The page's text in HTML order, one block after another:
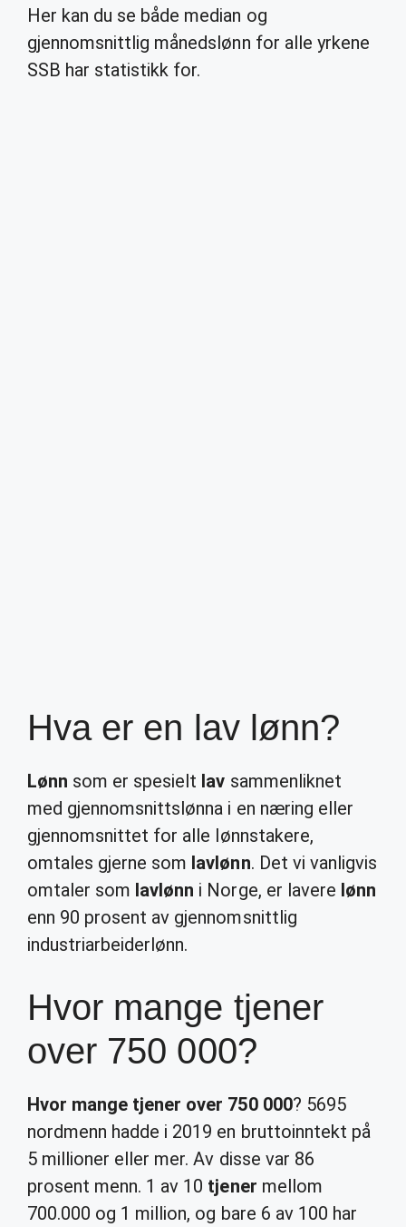
Her kan du se både median og
gjennomsnittlig månedslønn for alle yrkene
SSB har statistikk for.
Hva er en lav lønn?
Lønn som er spesielt lav sammenliknet
med gjennomsnittslønna i en næring eller
gjennomsnittet for alle lønnstakere,
omtales gjerne som lavlønn. Det vi vanligvis
omtaler som lavlønn i Norge, er lavere lønn
enn 90 prosent av gjennomsnittlig
industriarbeiderlønn.
Hvor mange tjener
over 750 000?
Hvor mange tjener over 750 000? 5695
nordmenn hadde i 2019 en bruttoinntekt på
5 millioner eller mer. Av disse var 86
prosent menn. 1 av 10 tjener mellom
700.000 og 1 million, og bare 6 av 100 har